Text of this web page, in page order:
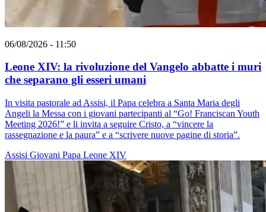
06/08/2026 - 11:50
Leone XIV: la rivoluzione del Vangelo abbatte i muri
che separano gli esseri umani
In visita pastorale ad Assisi, il Papa celebra a Santa Maria degli
Angeli la Messa con i giovani partecipanti al “Go! Franciscan Youth
Meeting 2026!” e li invita a seguire Cristo, a “vincere la
rassegnazione e la paura” e a “scrivere nuove pagine di storia”.
Assisi Giovani Papa Leone XIV